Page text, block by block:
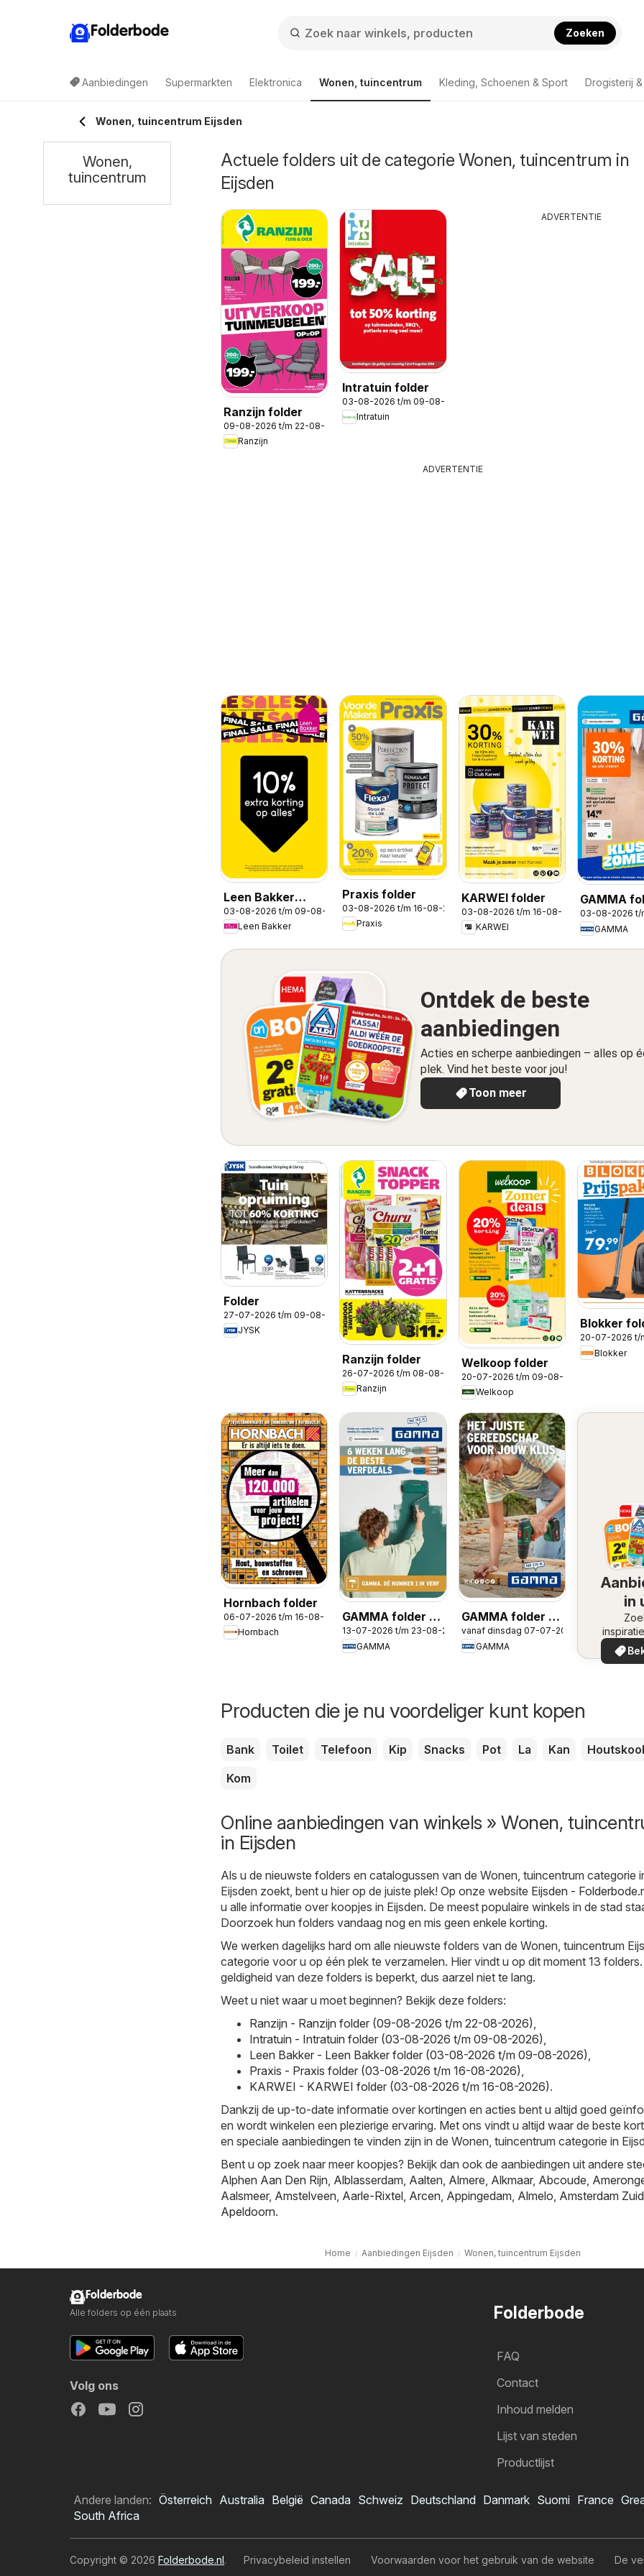
Folderbode Zoeken
Aanbiedingen Supermarkten Elektronica Wonen, tuincentrum Kleding, Schoenen & Sport Drogisterij
Wonen, tuincentrum Eijsden
Actuele folders uit de categorie Wonen, tuincentrum in
Eijsden
Ranzijn folder
09-08-2026 t/m 22-08-2026
Ranzijn
Intratuin folder
03-08-2026 t/m 09-08-2026
Intratuin
ADVERTENTIE
ADVERTENTIE
Leen Bakker
folder
03-08-2026 t/m 09-08-2026
Leen Bakker
Praxis folder
03-08-2026 t/m 16-08-2026
Praxis
KARWEI folder
03-08-2026 t/m 16-08-2026
KARWEI
GAMMA
03-08-2026 t/
GAMMA
Ontdek de beste
aanbiedingen
Acties en scherpe aanbiedingen – alles op
plek. Vind het beste voor jou!
Toon meer
Folder
27-07-2026 t/m 09-08-2026
JYSK
Ranzijn folder
26-07-2026 t/m 08-08-2026
Ranzijn
Welkoop folder
20-07-2026 t/m 09-08-2026
Welkoop
Blokker
20-07-2026 t/
Blokker
Hornbach folder
06-07-2026 t/m 16-08-2026
Hornbach
GAMMA folder -
De nummer 1 in
verf
13-07-2026 t/m 23-08-2026
GAMMA
GAMMA folder -
Gereedschap
special
vanaf dinsdag 07-07-2026
GAMMA
in
de
in uw
Producten die je nu voordeliger kunt kopen
Bank Toilet Telefoon Kip Snacks Pot La Kan
Houtskool
Kom
Online aanbiedingen van winkels » Wonen,
in Eijsden
Als u de nieuwste folders en catalogussen van de Wonen, tuincentrum categorie
Eijsden zoekt, bent u hier op de juiste plek! Op onze website Eijsden -
u alle informatie over koopjes in Eijsden. De meest populaire winkels in de stad
Doorzoek hun folders vandaag nog en mis geen enkele korting.
We werken dagelijks hard om alle nieuwste folders van de Wonen, tuincentrum
categorie voor u op één plek te verzamelen. Hier vindt u op dit moment 13
geldigheid van deze folders is beperkt, dus aarzel niet te lang.
Weet u niet waar u moet beginnen? Bekijk deze folders:
Ranzijn - Ranzijn folder (09-08-2026 t/m 22-08-2026),
Intratuin - Intratuin folder (03-08-2026 t/m 09-08-2026),
Leen Bakker - Leen Bakker folder (03-08-2026 t/m 09-08-2026),
Praxis - Praxis folder (03-08-2026 t/m 16-08-2026),
KARWEI - KARWEI folder (03-08-2026 t/m 16-08-2026).
Dankzij de up-to-date informatie over kortingen en acties bent u altijd goed
en wordt winkelen een plezierige ervaring. Met ons vindt u altijd waar de beste
en speciale aanbiedingen te vinden zijn in de Wonen, tuincentrum categorie in
Bent u op zoek naar meer koopjes? Bekijk dan ook de aanbiedingen uit andere
Alphen Aan Den Rijn, Alblasserdam, Aalten, Almere, Alkmaar, Abcoude,
Aalsmeer, Amstelveen, Aarle-Rixtel, Arcen, Appingedam, Almelo, Amsterdam
Apeldoorn.
Home Aanbiedingen Eijsden Wonen, tuincentrum Eijsden
Wonen,
tuincentrum
Folderbode
FAQ
Contact
Inhoud melden
Lijst van steden
Productlijst
Folderbode
Alle folders op één plaats
Volg ons
Andere landen: Österreich Australia België Canada Schweiz Deutschland Danmark Suomi France
South Africa
Copyright © 2026 Folderbode.nl. Privacybeleid instellen Voorwaarden voor het gebruik van de website De